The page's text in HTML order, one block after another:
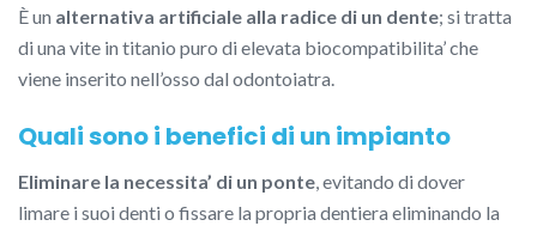
È un alternativa artificiale alla radice di un dente; si tratta
di una vite in titanio puro di elevata biocompatibilita’ che
viene inserito nell’osso dal odontoiatra.
Quali sono i benefici di un impianto
Eliminare la necessita’ di un ponte , evitando di dover
limare i suoi denti o fissare la propria dentiera eliminando la